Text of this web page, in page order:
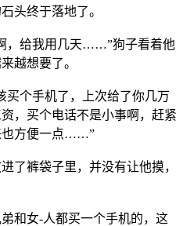
头终于落地了。
，给我用几天……”狗子看着他
越想要了。
个手机了，上次给了你几万
，买个电话不是小事啊，赶紧
也方便一点……”
了裤袋子里，并没有让他摸，
和女-人都买一个手机的，这